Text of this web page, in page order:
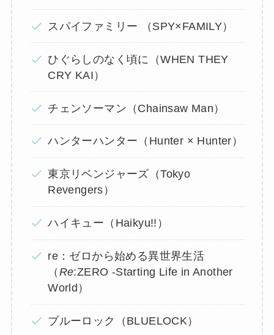
スパイファミリー （SPY×FAMILY）
ひぐらしのなく頃に（WHEN THEY
CRY KAI）
チェンソーマン（Chainsaw Man）
ハンターハンター（Hunter × Hunter）
東京リベンジャーズ（Tokyo
Revengers）
ハイキュー（Haikyu!!）
re：ゼロから始める異世界生活
（ Re:ZERO -Starting Life in Another
World）
ブルーロック（BLUELOCK）